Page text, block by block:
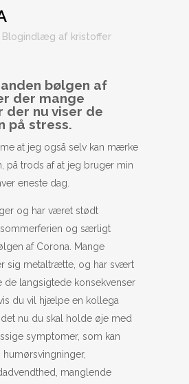
Blogindlæg af kristoffer
bølgen af
der mange
der nu viser de
på stress.
at jeg også selv kan mærke
på trods af at jeg bruger min
eneste dag.
og har været stødt
og særligt
af Corona. Mange
sig metaltrætte, og har svært
de langsigtede konsekvenser
du vil hjælpe en kollega
nu du skal holde øje med
symptomer, som kan
manglende